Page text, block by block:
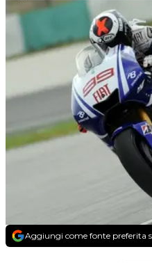
Aggiungi come fonte preferita